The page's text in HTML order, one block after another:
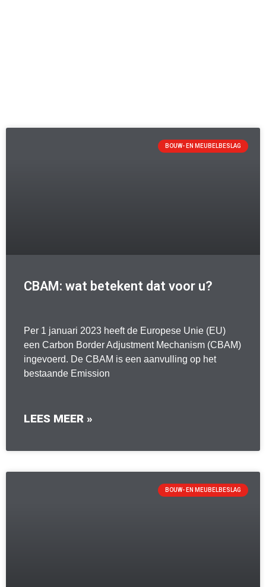
BOUW- EN MEUBELBESLAG
CBAM: wat betekent dat voor u?
Per 1 januari 2023 heeft de Europese Unie (EU)
een Carbon Border Adjustment Mechanism (CBAM)
ingevoerd. De CBAM is een aanvulling op het
bestaande Emission
LEES MEER »
BOUW- EN MEUBELBESLAG